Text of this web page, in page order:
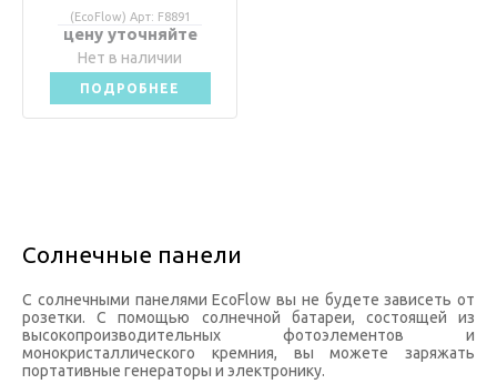
(EcoFlow) Арт: F8891
цену уточняйте
Нет в наличии
ПОДРОБНЕЕ
Солнечные панели
С солнечными панелями EcoFlow вы не будете зависеть от
розетки. С помощью солнечной батареи, состоящей из
высокопроизводительных фотоэлементов и
монокристаллического кремния, вы можете заряжать
портативные генераторы и электронику.